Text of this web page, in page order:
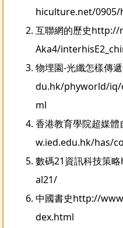
hiculture.net/
互聯網的歷史http://
Aka4/
物埋園-光纖怎樣傳
du.hk/phyworld/
ml
香港教育學院超媒體
w.ied.edu.hk/has/
數碼21資訊科技策略
al21/
中國書史http://
dex.html